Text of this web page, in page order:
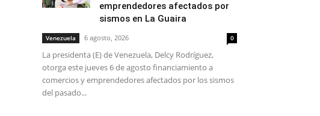
emprendedores afectados por
sismos en La Guaira
Venezuela 6 agosto, 2026 0
La presidenta (E) de Venezuela, Delcy Rodríguez,
otorga este jueves 6 de agosto financiamiento a
comercios y emprendedores afectados por los sismos
del pasado...